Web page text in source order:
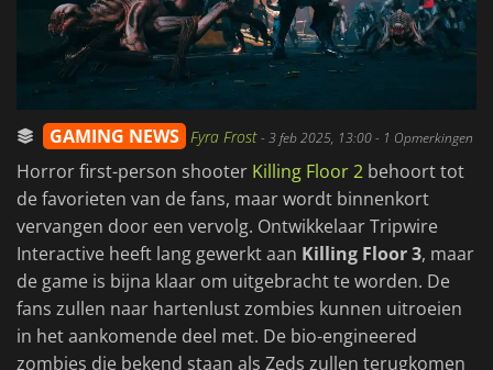
GAMING NEWS Fyra Frost-3 feb 2025, 13:00- 1 Opmerkingen
Horror first-person shooter Killing Floor 2 behoort tot
de favorieten van de fans, maar wordt binnenkort
vervangen door een vervolg. Ontwikkelaar Tripwire
Interactive heeft lang gewerkt aan Killing Floor 3, maar
de game is bijna klaar om uitgebracht te worden. De
fans zullen naar hartenlust zombies kunnen uitroeien
in het aankomende deel met. De bio-engineered
zombies die bekend staan als Zeds zullen terugkomen